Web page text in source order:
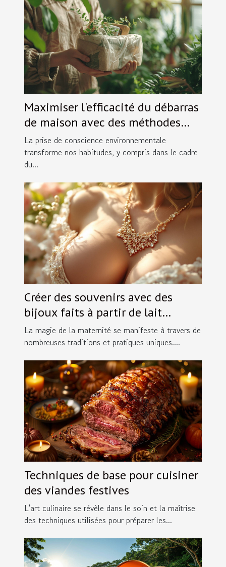
Maximiser l'efficacité du débarras
de maison avec des méthodes
écologiques
La prise de conscience environnementale
transforme nos habitudes, y compris dans le cadre
du...
Créer des souvenirs avec des
bijoux faits à partir de lait
maternel
La magie de la maternité se manifeste à travers de
nombreuses traditions et pratiques uniques....
Techniques de base pour cuisiner
des viandes festives
L'art culinaire se révèle dans le soin et la maîtrise
des techniques utilisées pour préparer les...